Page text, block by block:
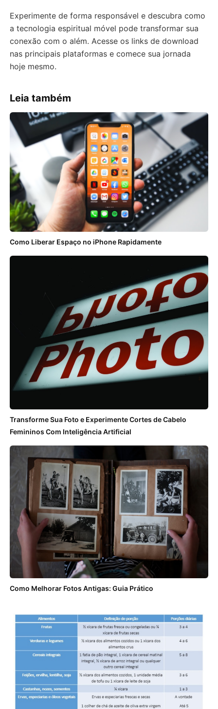
Experimente de forma responsável e descubra como
a tecnologia espiritual móvel pode transformar sua
conexão com o além. Acesse os links de download
nas principais plataformas e comece sua jornada
hoje mesmo.
Leia também
Como Liberar Espaço no iPhone Rapidamente
Transforme Sua Foto e Experimente Cortes de Cabelo
Femininos Com Inteligência Artificial
Como Melhorar Fotos Antigas: Guia Prático